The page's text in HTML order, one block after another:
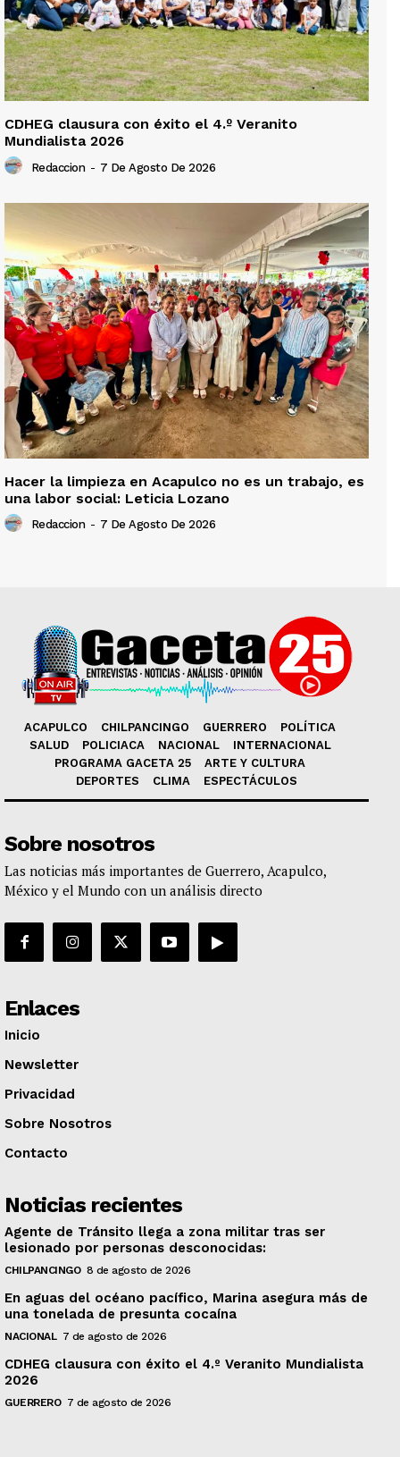
CDHEG clausura con éxito el 4.º Veranito
Mundialista 2026
Redaccion - 7 De Agosto De 2026
Hacer la limpieza en Acapulco no es un trabajo, es
una labor social: Leticia Lozano
Redaccion - 7 De Agosto De 2026
ACAPULCO CHILPANCINGO GUERRERO
POLÍTICA
SALUD
POLICIACA NACIONAL
INTERNACIONAL
PROGRAMA GACETA 25
ARTE Y CULTURA
DEPORTES
CLIMA ESPECTÁCULOS
Sobre nosotros
Las noticias más importantes de Guerrero, Acapulco,
México y el Mundo con un análisis directo
Enlaces
Inicio
Newsletter
Privacidad
Sobre Nosotros
Contacto
Noticias recientes
Agente de Tránsito llega a zona militar tras ser
lesionado por personas desconocidas:
CHILPANCINGO 8 de agosto de 2026
En aguas del océano pacífico, Marina asegura más de
una tonelada de presunta cocaína
NACIONAL 7 de agosto de 2026
CDHEG clausura con éxito el 4.º Veranito Mundialista
2026
GUERRERO 7 de agosto de 2026